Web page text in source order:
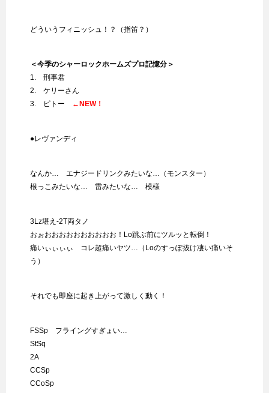
どういうフィニッシュ！？（指笛？）
＜今季のシャーロックホームズプロ記憶分＞
1. 刑事君
2. ケリーさん
3. ピトー
←NEW！
●レヴァンディ
なんか… エナジードリンクみたいな…（モンスター）
根っこみたいな… 雷みたいな… 模様
3Lz堪え-2T両タノ
おぉおおおおおおおおおお！Lo跳ぶ前にツルッと転倒！
痛いぃぃぃぃ コレ超痛いヤツ…（Loのすっぽ抜け凄い痛いそ
う）
それでも即座に起き上がって激しく動く！
FSSp フライングすぎょい…
StSq
2A
CCSp
CCoSp